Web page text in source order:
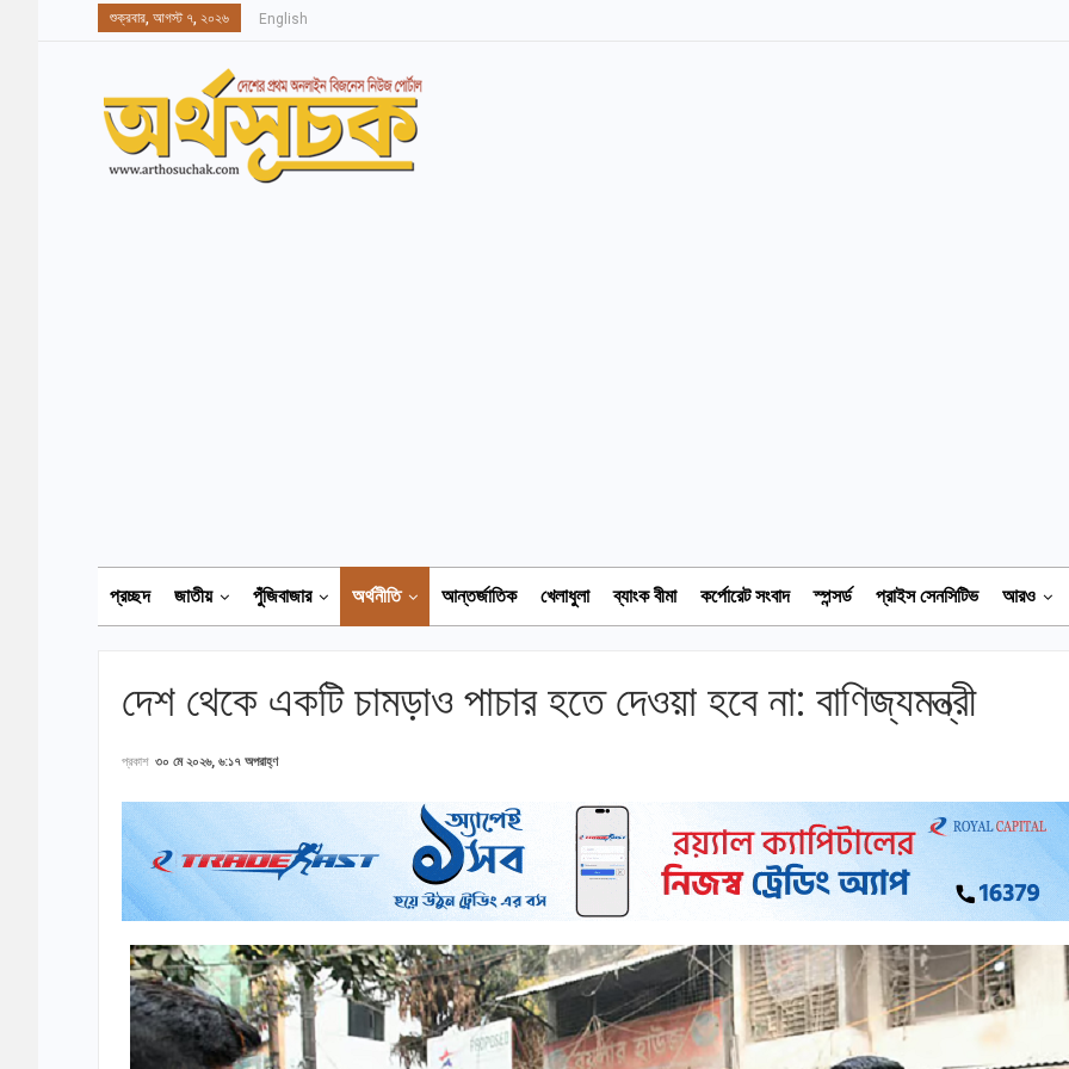
শুক্রবার, আগস্ট ৭, ২০২৬ English
প্রচ্ছদ জাতীয় পুঁজিবাজার অর্থনীতি আন্তর্জাতিক খেলাধুলা ব্যাংক বীমা কর্পোরেট সংবাদ স্পন্সর্ড প্রাইস সেনসিটিভ আরও
দেশ থেকে একটি চামড়াও পাচার হতে দেওয়া হবে না: বাণিজ্যমন্ত্রী
প্রকাশ ৩০ মে ২০২৬, ৬:১৭ অপরাহ্ণ